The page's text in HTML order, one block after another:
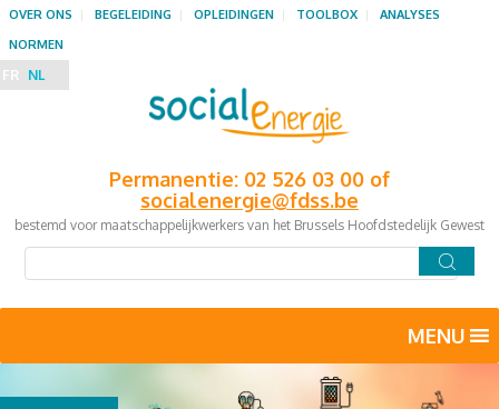
Permanentie: 02 526 03 00 of
socialenergie@fdss.be
bestemd voor maatschappelijkwerkers van het Brussels Hoofdstedelijk Gewest
OVER ONS BEGELEIDING OPLEIDINGEN TOOLBOX
ANALYSES
NORMEN
FR NL
MENU